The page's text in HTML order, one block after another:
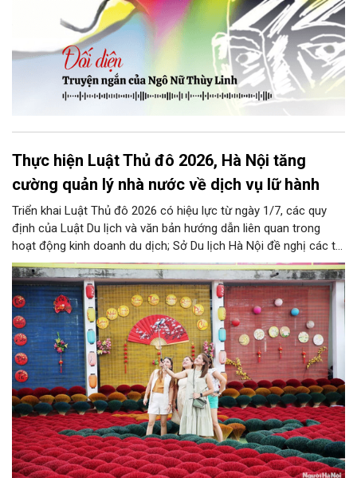
Thực hiện Luật Thủ đô 2026, Hà Nội tăng
cường quản lý nhà nước về dịch vụ lữ hành
Triển khai Luật Thủ đô 2026 có hiệu lực từ ngày 1/7, các quy
định của Luật Du lịch và văn bản hướng dẫn liên quan trong
hoạt động kinh doanh du dịch; Sở Du lịch Hà Nội đề nghị các tổ
chức, đơn vị, doanh nghiệp kinh doanh dịch vụ lữ hành trên địa
bàn thành phố thực hiện một số nội dung quan trọng. Qua đó
góp phần thực hiện thắng lợi các mục tiêu phát triển du lịch Hà
Nội năm 2026 và giai đoạn tiếp theo.